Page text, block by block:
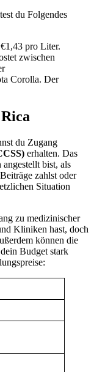
du Folgendes
pro Liter.
zwischen
Corolla. Der
du Zugang
erhalten. Das
bist, als
zahlst oder
Situation
zu medizinischer
Kliniken hast, doch
können die
Budget stark